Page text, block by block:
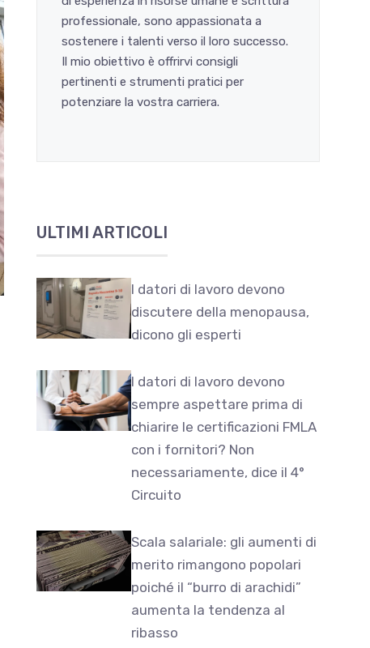
professionale, sono appassionata a
sostenere i talenti verso il loro successo.
Il mio obiettivo è offrirvi consigli
pertinenti e strumenti pratici per
potenziare la vostra carriera.
ULTIMI ARTICOLI
I datori di lavoro devono
discutere della menopausa,
dicono gli esperti
I datori di lavoro devono
sempre aspettare prima di
chiarire le certificazioni FMLA
con i fornitori? Non
necessariamente, dice il 4°
Circuito
Scala salariale: gli aumenti di
merito rimangono popolari
poiché il “burro di arachidi”
aumenta la tendenza al
ribasso